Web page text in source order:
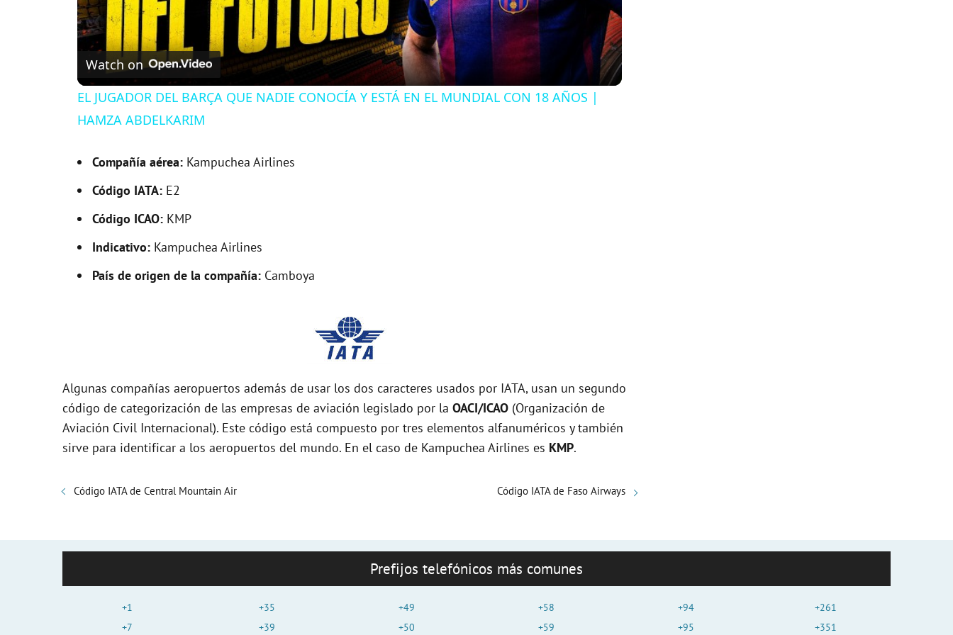
a
y
Watch on
EL JUGADOR DEL BARÇA QUE NADIE CONOCÍA Y ESTÁ EN EL MUNDIAL CON 18 AÑOS |
HAMZA ABDELKARIM
Compañía aérea: Kampuchea Airlines
Código IATA: E2
Código ICAO: KMP
Indicativo: Kampuchea Airlines
País de origen de la compañía: Camboya
Algunas compañías aeropuertos además de usar los dos caracteres usados por IATA, usan un segundo
código de categorización de las empresas de aviación legislado por la OACI/ICAO (Organización de
Aviación Civil Internacional). Este código está compuesto por tres elementos alfanuméricos y también
sirve para identificar a los aeropuertos del mundo. En el caso de Kampuchea Airlines es KMP.
Código IATA de Central Mountain Air Código IATA de Faso Airways
Prefijos telefónicos más comunes
+1
+7
+35
+39
+49
+50
+58
+59
+94
+95
+261
+351